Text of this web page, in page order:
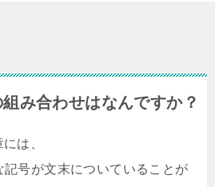
み合わせはなんですか？
は、
号が文末についていることが